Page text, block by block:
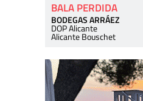
BALA PERDIDA
BODEGAS ARRÁEZ
DOP Alicante
Alicante Bouschet